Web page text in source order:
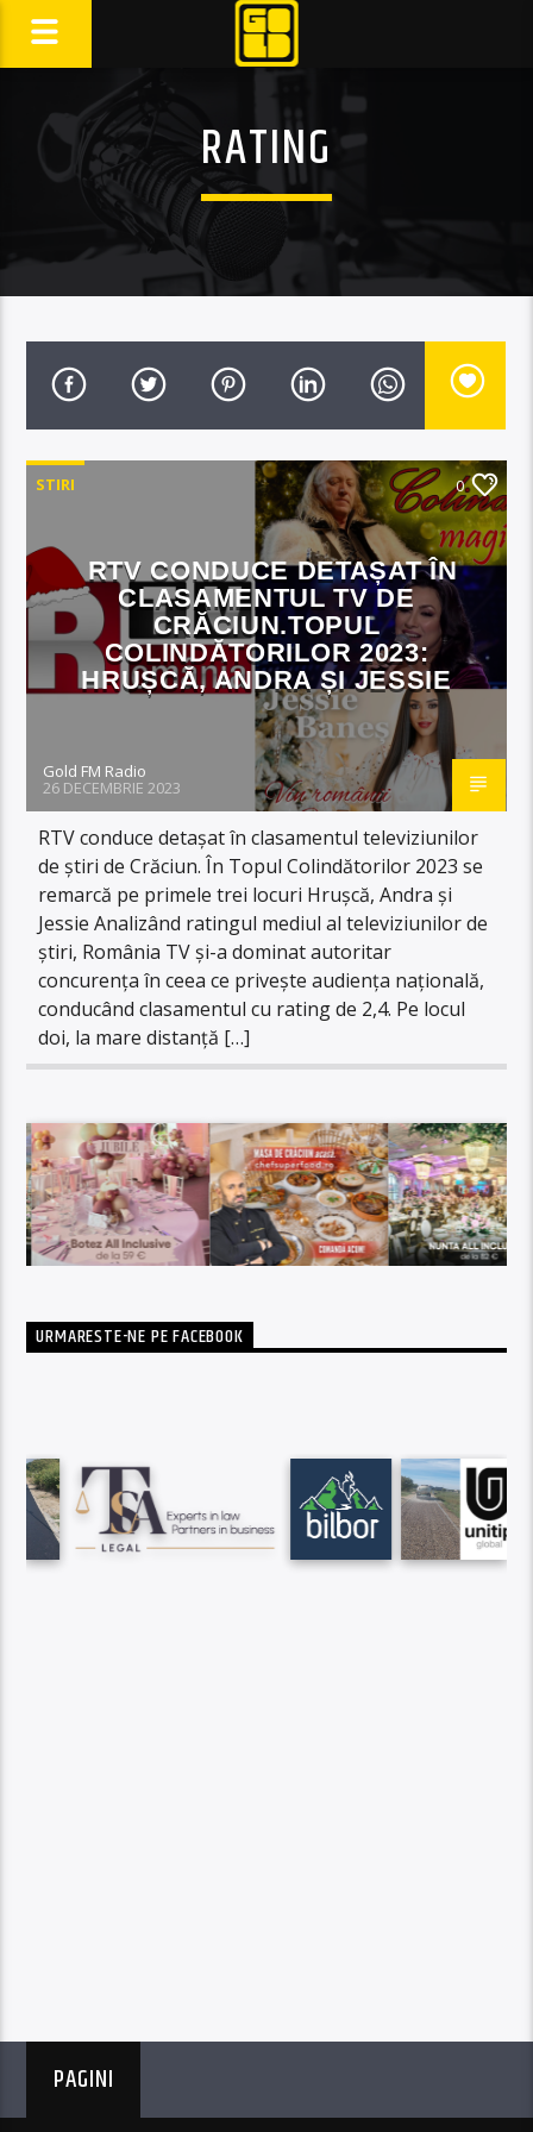
RATING
STIRI 0
RTV CONDUCE DETAȘAT ÎN
CLASAMENTUL TV DE
CRĂCIUN.TOPUL
COLINDĂTORILOR 2023:
HRUȘCĂ, ANDRA ȘI JESSIE
Gold FM Radio
26 DECEMBRIE 2023
RTV conduce detașat în clasamentul televiziunilor
de știri de Crăciun. În Topul Colindătorilor 2023 se
remarcă pe primele trei locuri Hrușcă, Andra și
Jessie Analizând ratingul mediul al televiziunilor de
știri, România TV și-a dominat autoritar
concurența în ceea ce privește audiența națională,
conducând clasamentul cu rating de 2,4. Pe locul
doi, la mare distanță […]
URMARESTE-NE PE FACEBOOK
PAGINI